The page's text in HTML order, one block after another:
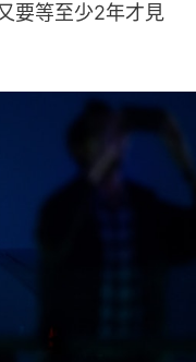
要等至少2年才見